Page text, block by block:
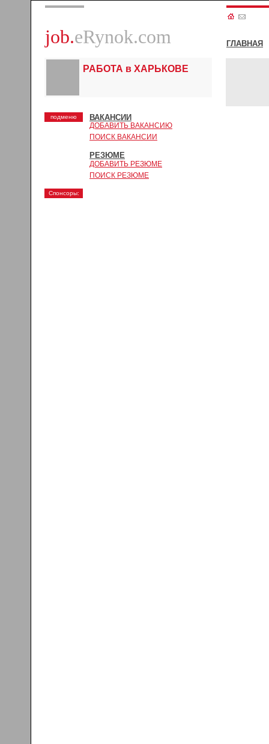
job.eRynok.com ГЛАВНАЯ
РАБОТА в ХАРЬКОВЕ
подменю ВАКАНСИИ
ДОБАВИТЬ ВАКАНСИЮ
ПОИСК ВАКАНСИИ
РЕЗЮМЕ
ДОБАВИТЬ РЕЗЮМЕ
ПОИСК РЕЗЮМЕ
Спонсоры: